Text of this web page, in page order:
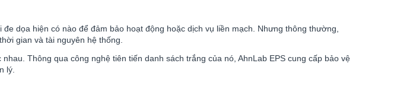
dọa hiện có nào để đảm bảo hoạt động hoặc dịch vụ liền mạch. Nhưng thông thường,
gian và tài nguyên hệ thống.
Thông qua công nghệ tiên tiến danh sách trắng của nó, AhnLab EPS cung cấp bảo vệ
lý.